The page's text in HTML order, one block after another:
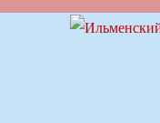
Ильменский